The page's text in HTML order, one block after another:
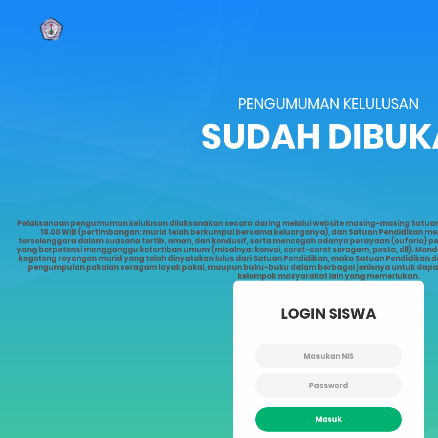
PENGUMUMAN KELULUSAN
SUDAH
Pelaksanaan pengumuman kelulusan dilaksanakan secara daring melalui website masing-masing
18.00 WIB (pertimbangan: murid telah berkumpul bersama keluarganya), dan Satuan Pendidikan
terselenggara dalam suasana tertib, aman, dan kondusif, serta mencegah adanya perayaan (euforia)
yang berpotensi mengganggu ketertiban umum (misalnya: konvoi, coret-coret seragam, pesta, dll).
kegotong royongan murid yang telah dinyatakan lulus dari Satuan Pendidikan, maka Satuan
pengumpulan pakaian seragam layak pakai, maupun buku-buku dalam berbagai jenisnya untuk
kelompok masyarakat lain yang memerlukan.
LOGIN SISWA
Masuk